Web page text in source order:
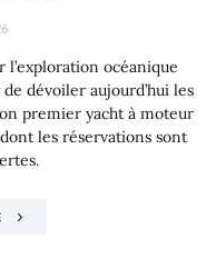
océanique
dévoiler aujourd’hui les
premier yacht à moteur
les réservations sont